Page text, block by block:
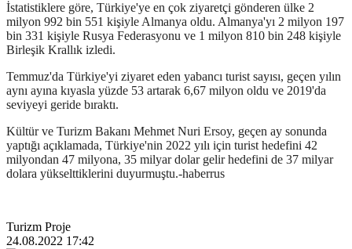
İstatistiklere göre, Türkiye'ye en çok ziyaretçi gönderen ülke 2
milyon 992 bin 551 kişiyle Almanya oldu. Almanya'yı 2 milyon 197
bin 331 kişiyle Rusya Federasyonu ve 1 milyon 810 bin 248 kişiyle
Birleşik Krallık izledi.
Temmuz'da Türkiye'yi ziyaret eden yabancı turist sayısı, geçen yılın
aynı ayına kıyasla yüzde 53 artarak 6,67 milyon oldu ve 2019'da
seviyeyi geride bıraktı.
Kültür ve Turizm Bakanı Mehmet Nuri Ersoy, geçen ay sonunda
yaptığı açıklamada, Türkiye'nin 2022 yılı için turist hedefini 42
milyondan 47 milyona, 35 milyar dolar gelir hedefini de 37 milyar
dolara yükselttiklerini duyurmuştu.-haberrus
Turizm Proje
24.08.2022 17:42